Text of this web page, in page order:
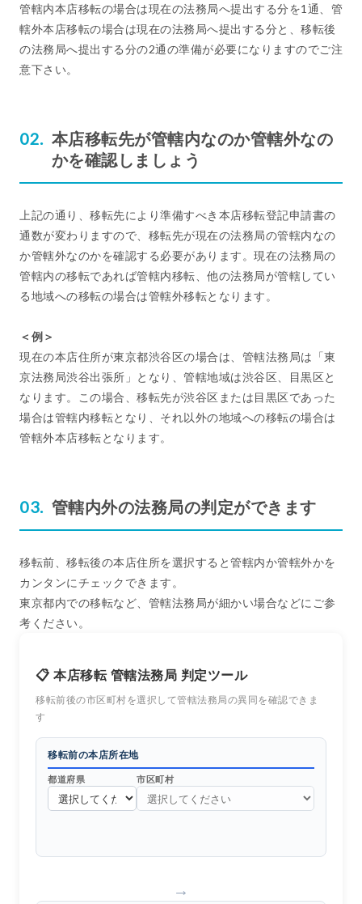
管轄内本店移転の場合は現在の法務局へ提出する分を1通、管
轄外本店移転の場合は現在の法務局へ提出する分と、移転後
の法務局へ提出する分の2通の準備が必要になりますのでご注
意下さい。
本店移転先が管轄内なのか管轄外なの
かを確認しましょう
上記の通り、移転先により準備すべき本店移転登記申請書の
通数が変わりますので、移転先が現在の法務局の管轄内なの
か管轄外なのかを確認する必要があります。現在の法務局の
管轄内の移転であれば管轄内移転、他の法務局が管轄してい
る地域への移転の場合は管轄外移転となります。
＜例＞
現在の本店住所が東京都渋谷区の場合は、管轄法務局は「東
京法務局渋谷出張所」となり、管轄地域は渋谷区、目黒区と
なります。この場合、移転先が渋谷区または目黒区であった
場合は管轄内移転となり、それ以外の地域への移転の場合は
管轄外本店移転となります。
管轄内外の法務局の判定ができます
移転前、移転後の本店住所を選択すると管轄内か管轄外かを
カンタンにチェックできます。
東京都内での移転など、管轄法務局が細かい場合などにご参
考ください。
📋 本店移転 管轄法務局 判定ツール
移転前後の市区町村を選択して管轄法務局の異同を確認できま
す
移転前の本店所在地
都道府県 市区町村
→